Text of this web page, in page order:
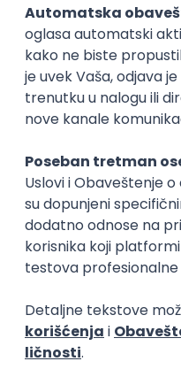
Inženjer mašinskog
Poslovi posle
KICKSTART - CRM
Developer - Intern